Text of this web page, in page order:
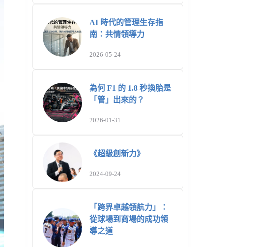
AI 時代的管理生存指
南：共情領導力
2026-05-24
為何 F1 的 1.8 秒換胎是
「管」出來的？
2026-01-31
《超級創新力》
2024-09-24
「跨界卓越領航力」：
從球場到商場的成功領
導之道